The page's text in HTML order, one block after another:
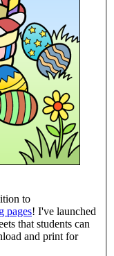
to
pages! I've launched
that students can
and print for